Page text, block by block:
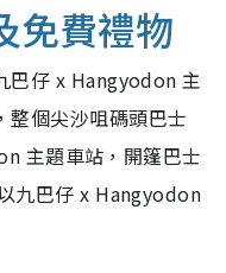
免費禮物
巴仔 x Hangyodon 主
整個尖沙咀碼頭巴士
主題車站，開篷巴士
九巴仔 x Hangyodon